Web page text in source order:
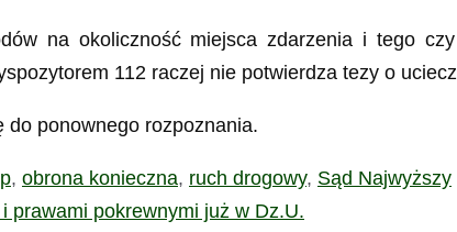
na okoliczność miejsca zdarzenia i tego
112 raczej nie potwierdza tezy o
do ponownego rozpoznania.
, obrona konieczna, ruch drogowy, Sąd Najwyższy
prawami pokrewnymi już w Dz.U.